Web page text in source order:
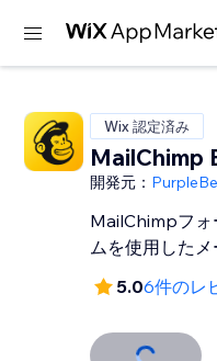
Wix 認定済み
MailChimp
開発元：
MailChimpフォ
ムを使用した
5.06件のレ